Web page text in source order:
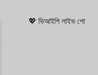
💖 ভিআইপি লাইভ শো